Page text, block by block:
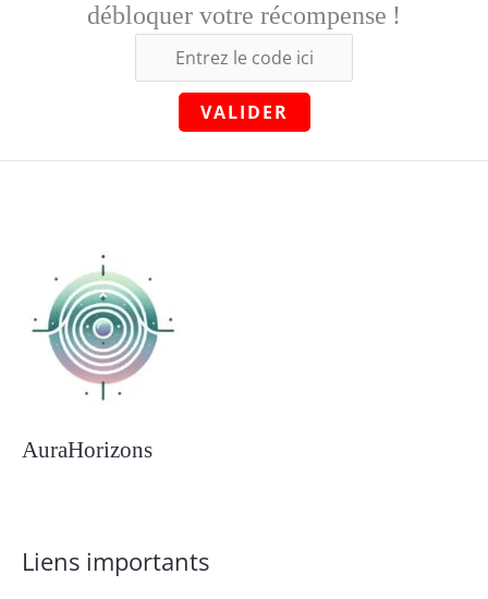
débloquer votre récompense !
VALIDER
AuraHorizons
Liens importants